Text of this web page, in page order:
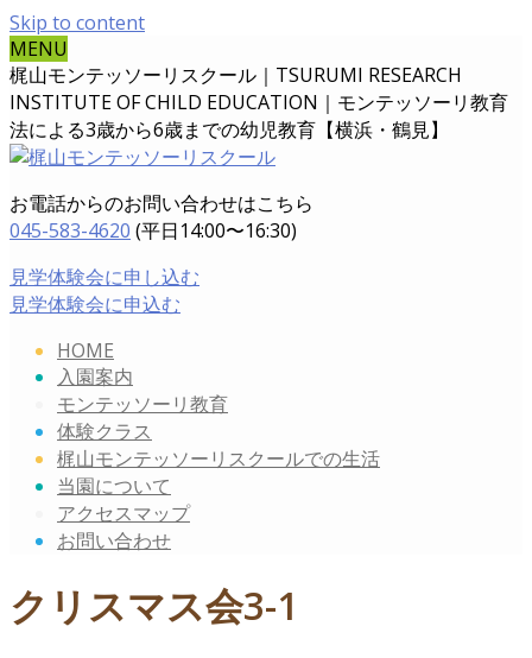
Skip to content
MENU
梶山モンテッソーリスクール｜TSURUMI RESEARCH
INSTITUTE OF CHILD EDUCATION｜ モンテッソーリ教育
法による3歳から6歳までの幼児教育【横浜・鶴見】
お電話からのお問い合わせはこちら
045-583-4620 (平日14:00〜16:30)
見学体験会に申し込む
見学体験会に申込む
HOME
入園案内
モンテッソーリ教育
体験クラス
梶山モンテッソーリスクールでの生活
当園について
アクセスマップ
お問い合わせ
クリスマス会3-1